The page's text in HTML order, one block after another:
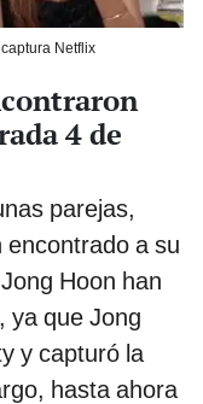
Netflix
4 de
parejas,
a su
Hoon han
ya que Jong
y capturó la
hasta ahora